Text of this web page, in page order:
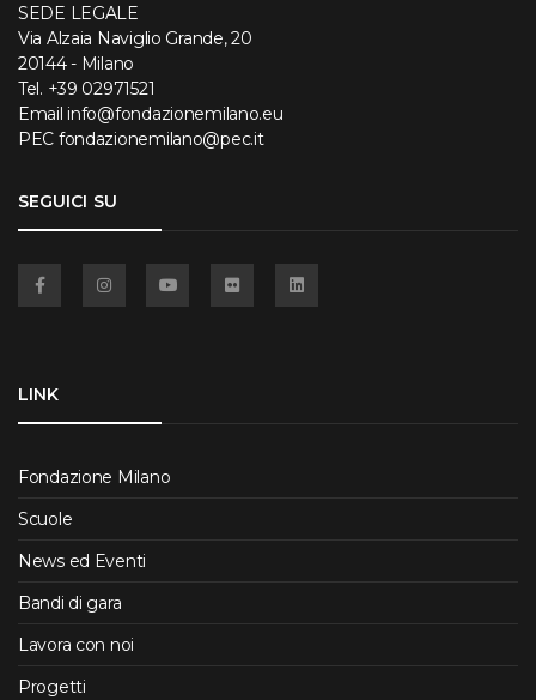
SEDE LEGALE
Via Alzaia Naviglio Grande, 20
20144 - Milano
Tel. +39 02971521
Email info@fondazionemilano.eu
PEC fondazionemilano@pec.it
SEGUICI SU
LINK
Fondazione Milano
Scuole
News ed Eventi
Bandi di gara
Lavora con noi
Progetti